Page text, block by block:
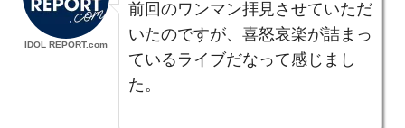
IDOL REPORT.com
前回のワンマン拝見させていただ
いたのですが、喜怒哀楽が詰まっ
ているライブだなって感じまし
た。